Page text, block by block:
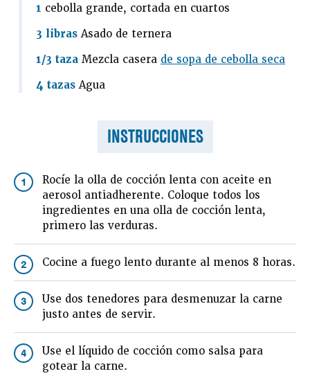
1 cebolla grande, cortada en cuartos
3 libras Asado de ternera
1/3 taza Mezcla casera de sopa de cebolla seca
4 tazas Agua
INSTRUCCIONES
1
Rocíe la olla de cocción lenta con aceite en
aerosol antiadherente. Coloque todos los
ingredientes en una olla de cocción lenta,
primero las verduras.
2 Cocine a fuego lento durante al menos 8 horas.
3
Use dos tenedores para desmenuzar la carne
justo antes de servir.
4
Use el líquido de cocción como salsa para
gotear la carne.